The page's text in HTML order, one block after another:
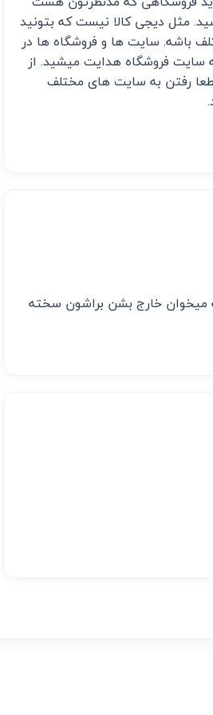
مثل دیجی کالا نیست که بتونید
باشه. سایت ها و فروشگاه ها در
فروشگاه هدایت میشید. از
رفتن به سایت های مختلف
میخوان خارج بشن براشون سخته